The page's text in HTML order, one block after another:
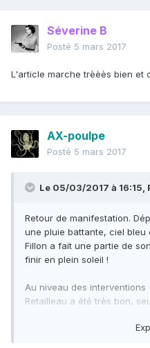
Séverine B
Posté 5 mars 2017
L'article marche trèèès bien et
AX-poulpe
Posté 5 mars 2017
Le 05/03/2017 à 16:15,
Retour de manifestation.
une pluie battante, ciel bleu
Fillon a fait une partie de
finir en plein soleil !
Au niveau des interventions
Retailleau a été très bon,